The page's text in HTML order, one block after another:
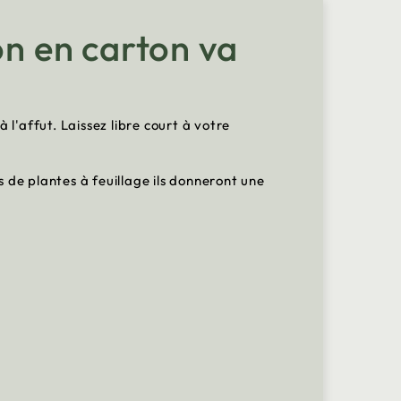
en carton va
l'affut. Laissez libre court à votre
de plantes à feuillage ils donneront une